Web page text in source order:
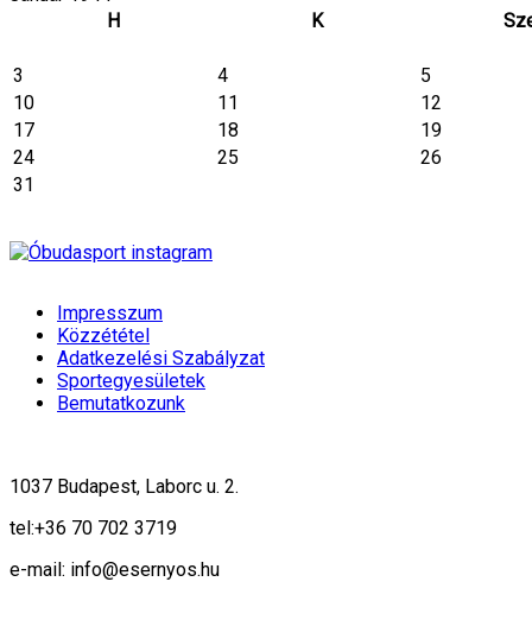
H
K
3 4
5
10
11
12
17
18
19
24
25
26
31
Impresszum
Közzététel
Adatkezelési Szabályzat
Sportegyesületek
Bemutatkozunk
1037 Budapest, Laborc u. 2.
tel:+36 70 702 3719
e-mail: info@esernyos.hu